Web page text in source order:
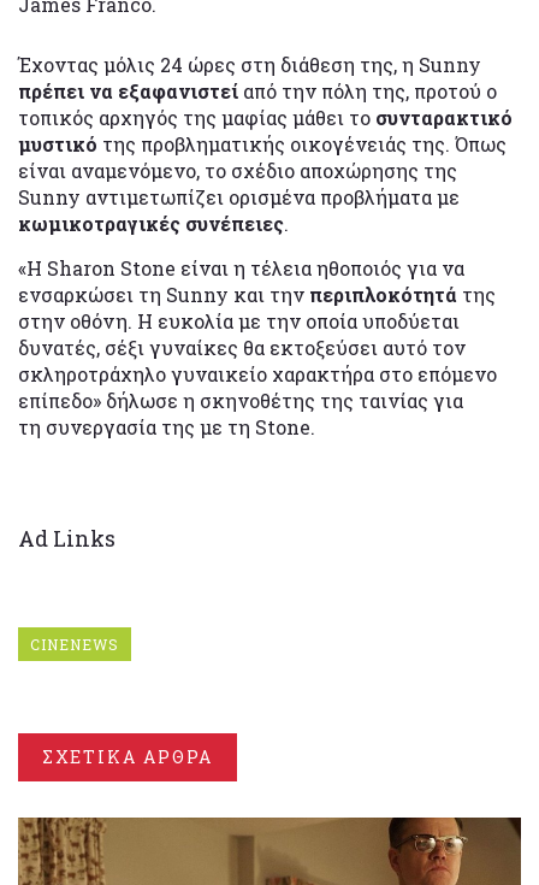
Έχοντας μόλις 24 ώρες στη διάθεση της, η Sunny
πρέπει να εξαφανιστεί από την πόλη της, προτού ο
τοπικός αρχηγός της μαφίας μάθει το συνταρακτικό
μυστικό της προβληματικής οικογένειάς της. Όπως
είναι αναμενόμενο, το σχέδιο αποχώρησης της
Sunny αντιμετωπίζει ορισμένα προβλήματα με
κωμικοτραγικές συνέπειες.
«Η Sharon Stone είναι η τέλεια ηθοποιός για να
ενσαρκώσει τη Sunny και την περιπλοκότητά της
στην οθόνη. Η ευκολία με την οποία υποδύεται
δυνατές, σέξι γυναίκες θα εκτοξεύσει αυτό τον
σκληροτράχηλο γυναικείο χαρακτήρα στο επόμενο
επίπεδο» δήλωσε η σκηνοθέτης της ταινίας για
τη συνεργασία της με τη Stone.
Ad Links
CINENEWS
ΣΧΕΤΙΚΑ ΑΡΘΡΑ